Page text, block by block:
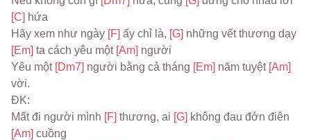
[C] hứa
Hãy xem như ngày [F] ấy chỉ là, [G]
[Em] ta cách yêu một [Am] người
Yêu một [Dm7] người bằng cả tháng [Em] năm tuyệt
vời.
ĐK:
Mất đi người mình [F] thương, ai [G]
[Am] cuồng